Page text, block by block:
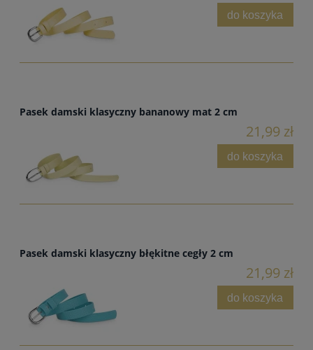
do koszyka
Pasek damski klasyczny bananowy mat 2 cm
21,99 zł
do koszyka
Pasek damski klasyczny błękitne cegły 2 cm
21,99 zł
do koszyka